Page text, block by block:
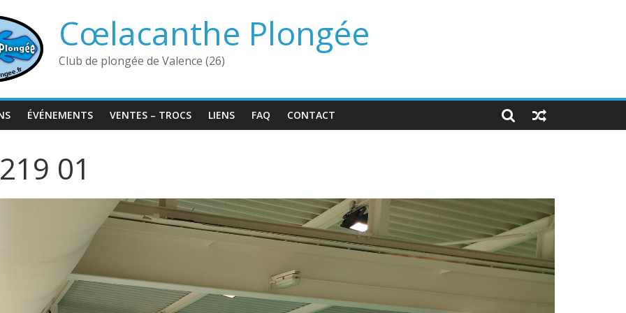
Cœlacanthe Plongée
Club de plongée de Valence (26)
ÉVÉNEMENTS VENTES – TROCS LIENS FAQ CONTACT
01